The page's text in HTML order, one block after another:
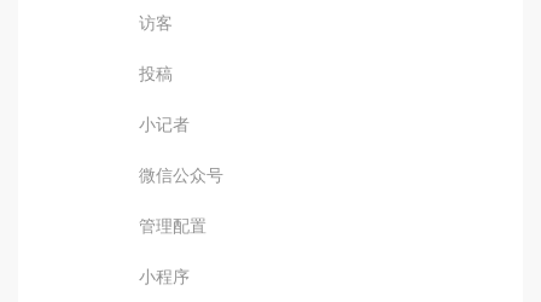
访客
投稿
小记者
微信公众号
管理配置
小程序